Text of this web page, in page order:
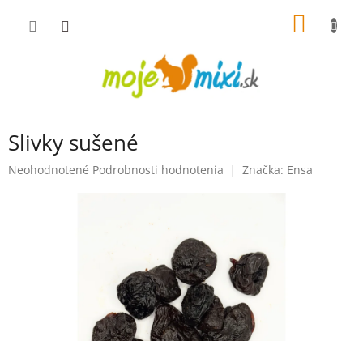
Slivky sušené
Priemerné hodnotenie produktu je 0,0 z 5 hviezdičiek.
Neohodnotené Podrobnosti hodnotenia Značka: Ensa